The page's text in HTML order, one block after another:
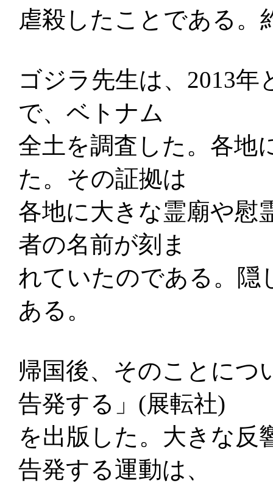
虐殺したことである。
ゴジラ先生は、2013年
で、ベトナム
全土を調査した。各地
た。その証拠は
各地に大きな霊廟や慰
者の名前が刻ま
れていたのである。隠
ある。
帰国後、そのことにつ
告発する」(展転社)
を出版した。大きな反
告発する運動は、